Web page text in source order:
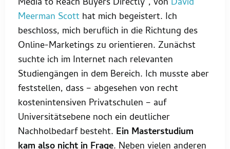
Meerman Scott hat mich begeistert. Ich
beschloss, mich beruflich in die Richtung des
Online-Marketings zu orientieren. Zunächst
suchte ich im Internet nach relevanten
Studiengängen in dem Bereich. Ich musste aber
feststellen, dass – abgesehen von recht
kostenintensiven Privatschulen – auf
Universitätsebene noch ein deutlicher
Nachholbedarf besteht. Ein Masterstudium